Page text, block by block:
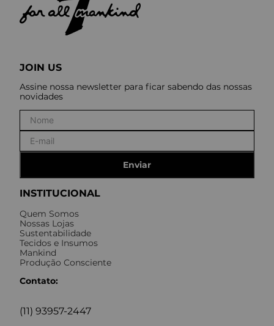
INSTITUCIONAL
Quem Somos
Nossas Lojas
Sustentabilidade
Tecidos e Insumos
Mankind
Produção Consciente
Contato:
(11) 93957-2447
JOIN US
Assine nossa newsletter para ficar sabendo das nossas
novidades
Enviar